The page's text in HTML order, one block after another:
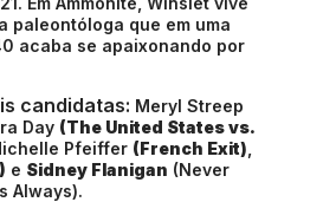
paleontóloga que em uma
acaba se apaixonando por
candidatas: Meryl Streep
Day (The United States vs.
Pfeiffer (French Exit)
e Sidney Flanigan (Never
Always).